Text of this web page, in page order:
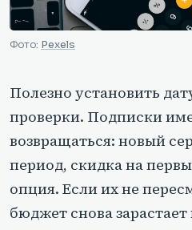
Фото: Pexels
Полезно установить
проверки. Подписки
возвращаться: новый
период, скидка на
опция. Если их не
бюджет снова